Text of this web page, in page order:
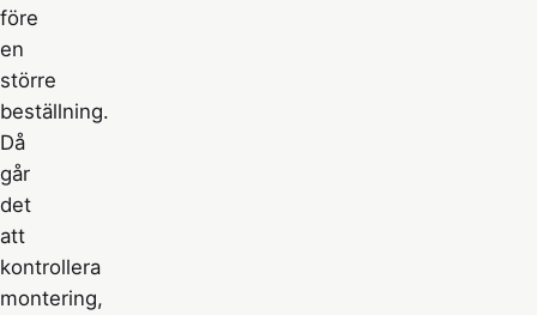
före
en
större
beställning.
Då
går
det
att
kontrollera
montering,